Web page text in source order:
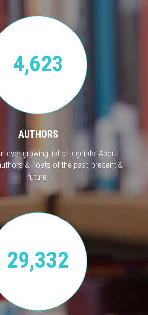
4,623
AUTHORS
ever growing list of legends. About
& Poets of the past, present &
future.
29,332